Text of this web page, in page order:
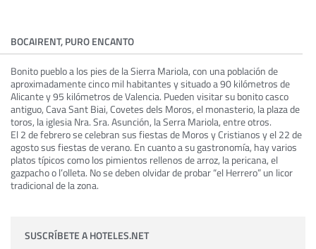
BOCAIRENT, PURO ENCANTO
Bonito pueblo a los pies de la Sierra Mariola, con una población de
aproximadamente cinco mil habitantes y situado a 90 kilómetros de
Alicante y 95 kilómetros de Valencia. Pueden visitar su bonito casco
antiguo, Cava Sant Biai, Covetes dels Moros, el monasterio, la plaza de
toros, la iglesia Nra. Sra. Asunción, la Serra Mariola, entre otros.
El 2 de febrero se celebran sus fiestas de Moros y Cristianos y el 22 de
agosto sus fiestas de verano. En cuanto a su gastronomía, hay varios
platos típicos como los pimientos rellenos de arroz, la pericana, el
gazpacho o l’olleta. No se deben olvidar de probar “el Herrero” un licor
tradicional de la zona.
SUSCRÍBETE A HOTELES.NET